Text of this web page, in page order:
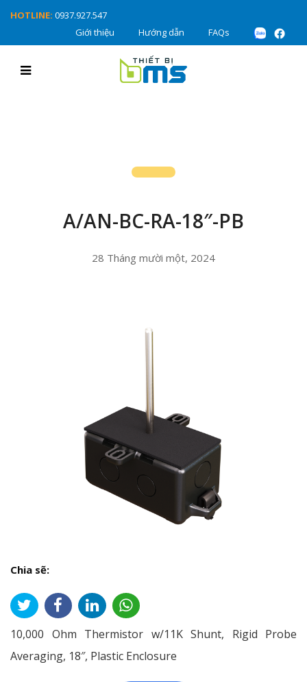
HOTLINE: 0937.927.547
Giới thiệu
Hướng dẫn FAQs
A/AN-BC-RA-18″-PB
28 Tháng mười một, 2024
Chia sẽ:
10,000 Ohm Thermistor w/11K Shunt, Rigid Probe
Averaging, 18″, Plastic Enclosure